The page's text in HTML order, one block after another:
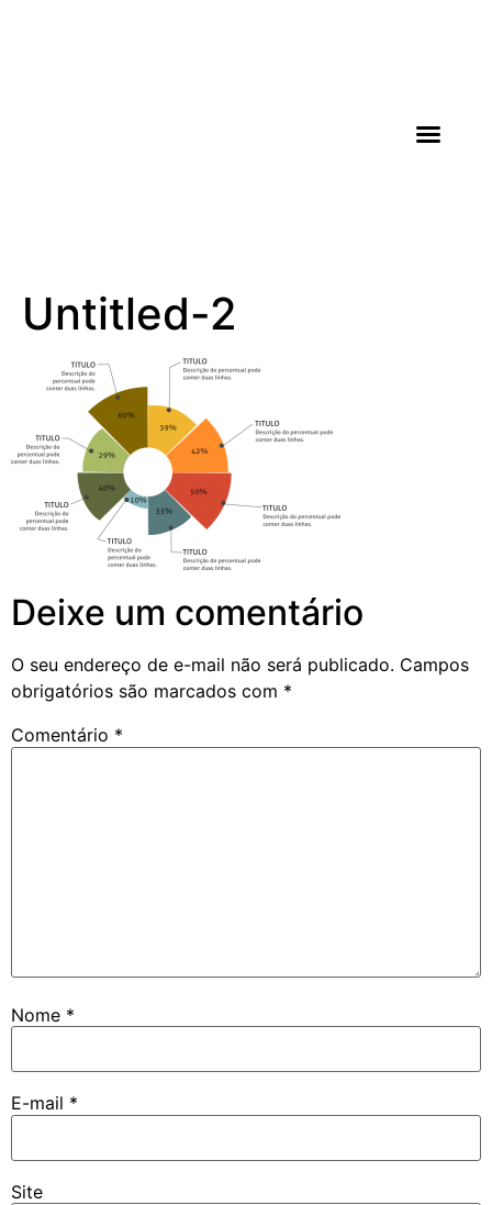
Untitled-2
Deixe um comentário
O seu endereço de e-mail não será publicado. Campos
obrigatórios são marcados com *
Comentário *
Nome *
E-mail *
Site